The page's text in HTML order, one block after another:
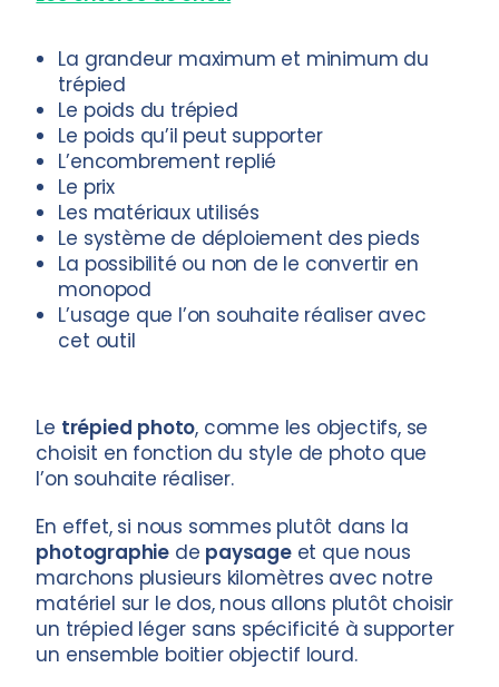
La grandeur maximum et minimum du
trépied
Le poids du trépied
Le poids qu’il peut supporter
L’encombrement replié
Le prix
Les matériaux utilisés
Le système de déploiement des pieds
La possibilité ou non de le convertir en
monopod
L’usage que l’on souhaite réaliser avec
cet outil
Le trépied photo, comme les objectifs, se
choisit en fonction du style de photo que
l’on souhaite réaliser.
En effet, si nous sommes plutôt dans la
photographie de paysageet que nous
marchons plusieurs kilomètres avec notre
matériel sur le dos, nous allons plutôt choisir
un trépied léger sans spécificité à supporter
un ensemble boitier objectif lourd.